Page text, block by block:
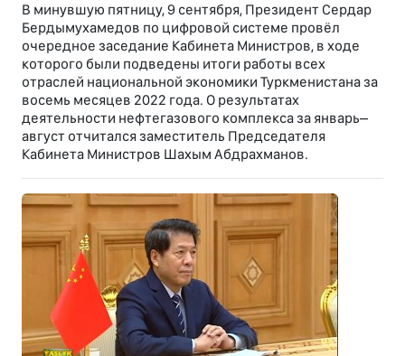
В минувшую пятницу, 9 сентября, Президент Сердар
Бердымухамедов по цифровой системе провёл
очередное заседание Кабинета Министров, в ходе
которого были подведены итоги работы всех
отраслей национальной экономики Туркменистана за
восемь месяцев 2022 года. О результатах
деятельности нефтегазового комплекса за январь–
август отчитался заместитель Председателя
Кабинета Министров Шахым Абдрахманов.